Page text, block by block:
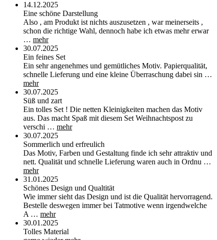
14.12.2025
Eine schöne Darstellung
Also , am Produkt ist nichts auszusetzen , war meinerseits ,
schon die richtige Wahl, dennoch habe ich etwas mehr erwar
… mehr
30.07.2025
Ein feines Set
Ein sehr angenehmes und gemütliches Motiv. Papierqualität,
schnelle Lieferung und eine kleine Überraschung dabei sin …
mehr
30.07.2025
Süß und zart
Ein tolles Set ! Die netten Kleinigkeiten machen das Motiv
aus. Das macht Spaß mit diesem Set Weihnachtspost zu
verschi … mehr
30.07.2025
Sommerlich und erfreulich
Das Motiv, Farben und Gestaltung finde ich sehr attraktiv und
nett. Qualität und schnelle Lieferung waren auch in Ordnu …
mehr
31.01.2025
Schönes Design und Qualtität
Wie immer sieht das Design und ist die Qualität hervorragend.
Bestelle deswegen immer bei Tatmotive wenn irgendwelche
A … mehr
30.01.2025
Tolles Material